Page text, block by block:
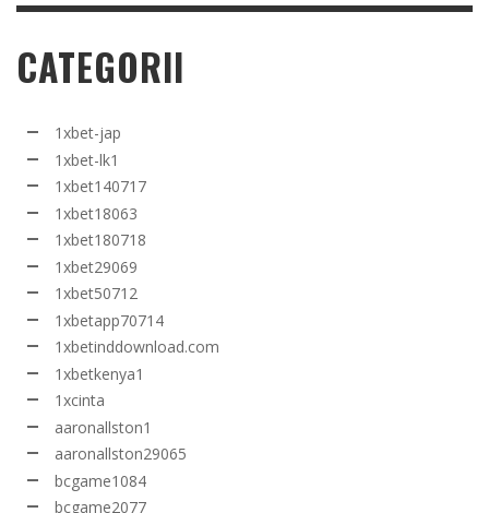
CATEGORII
1xbet-jap
1xbet-lk1
1xbet140717
1xbet18063
1xbet180718
1xbet29069
1xbet50712
1xbetapp70714
1xbetinddownload.com
1xbetkenya1
1xcinta
aaronallston1
aaronallston29065
bcgame1084
bcgame2077